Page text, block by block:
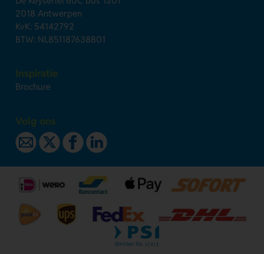
2018 Antwerpen
KvK: 54142792
BTW: NL851187638B01
Inspiratie
Brochure
Volg ons